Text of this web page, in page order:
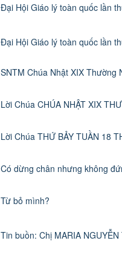
Đại Hội Giáo lý toàn quốc lần
Đại Hội Giáo lý toàn quốc lần
SNTM Chúa Nhật XIX Thường
Lời Chúa CHÚA NHẬT XIX
Lời Chúa THỨ BẢY TUẦN 18
Có dừng chân nhưng không
Từ bỏ mình?
Tin buồn: Chị MARIA